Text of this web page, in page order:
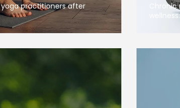
yoga practitioners after